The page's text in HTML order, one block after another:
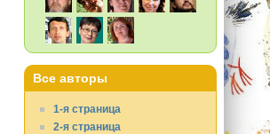
Все авторы
1-я страница
2-я страница